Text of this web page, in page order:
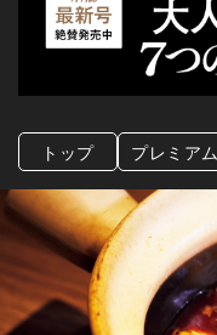
トップ プレミアム